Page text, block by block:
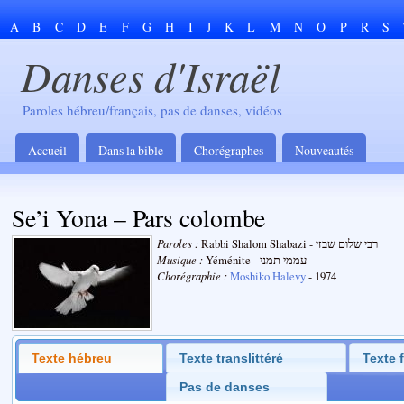
A B C D E F G H I J K L M N O P R S
Danses d'Israël
Paroles hébreu/français, pas de danses, vidéos
Accueil Dans la bible Chorégraphes Nouveautés
Se’i Yona – Pars colombe
Paroles :
Rabbi Shalom Shabazi - רבי שלום שבזי
Musique :
Yéménite - עממי תמני
Chorégraphie :Moshiko Halevy- 1974
Texte hébreu Texte translittéré Texte
Pas de danses